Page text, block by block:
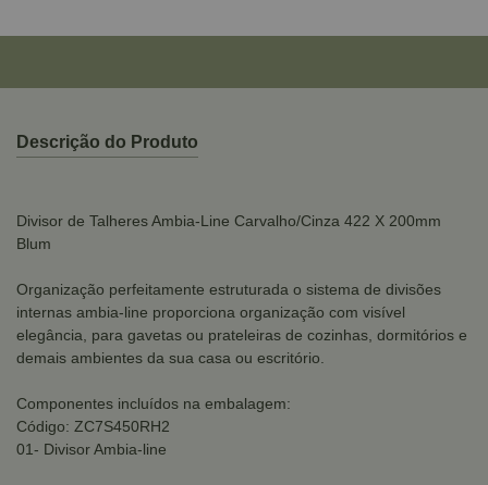
Descrição do Produto
Divisor de Talheres Ambia-Line Carvalho/Cinza 422 X 200mm
Blum
Organização perfeitamente estruturada o sistema de divisões
internas ambia-line proporciona organização com visível
elegância, para gavetas ou prateleiras de cozinhas, dormitórios e
demais ambientes da sua casa ou escritório.
Componentes incluídos na embalagem:
Código: ZC7S450RH2
01- Divisor Ambia-line